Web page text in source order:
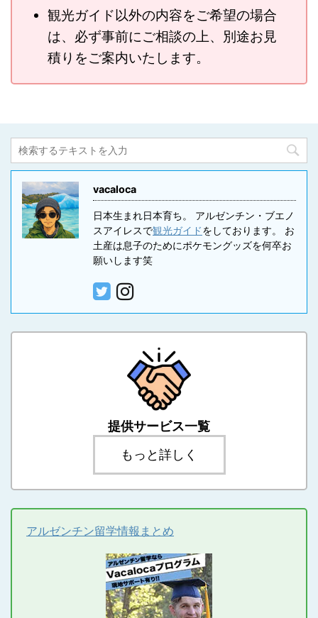
観光ガイド以外の内容をご希望の場合
は、必ず事前にご相談の上、別途お見
積りをご案内いたします。
vacaloca
日本生まれ日本育ち。 アルゼンチン・ブエノ
スアイレスで観光ガイドをしております。 お
土産は息子のためにポケモングッズを何卒お
願いします笑
提供サービス一覧
もっと詳しく
アルゼンチン留学情報まとめ